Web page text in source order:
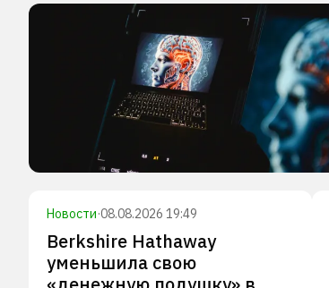
Новости·08.08.2026 19:49
Berkshire Hathaway
уменьшила свою